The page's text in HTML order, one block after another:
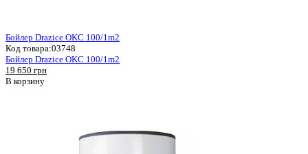
Бойлер Drazice OKC 100/1m2
Код товара:03748
Бойлер Drazice OKC 100/1m2
19 650 грн
В корзину